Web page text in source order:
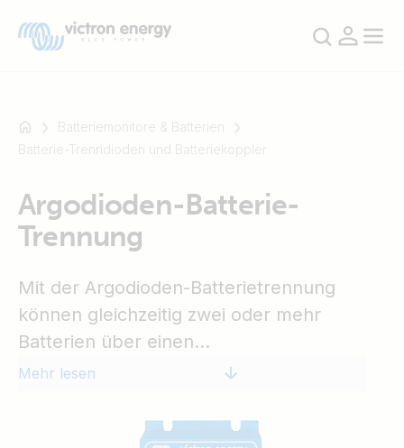
Beispiel
SmartSolar
Orion
SmartShunt
Batteriemonitore & Batterien
Batterie-Trenndioden und Batteriekoppler
Argodioden-Batterie-
Trennung
Mit der Argodioden-Batterietrennung
können gleichzeitig zwei oder mehr
Batterien über einen
Wechselstromgenerator geladen werden,
verbinden. Das Entladen der
Mehr lesen